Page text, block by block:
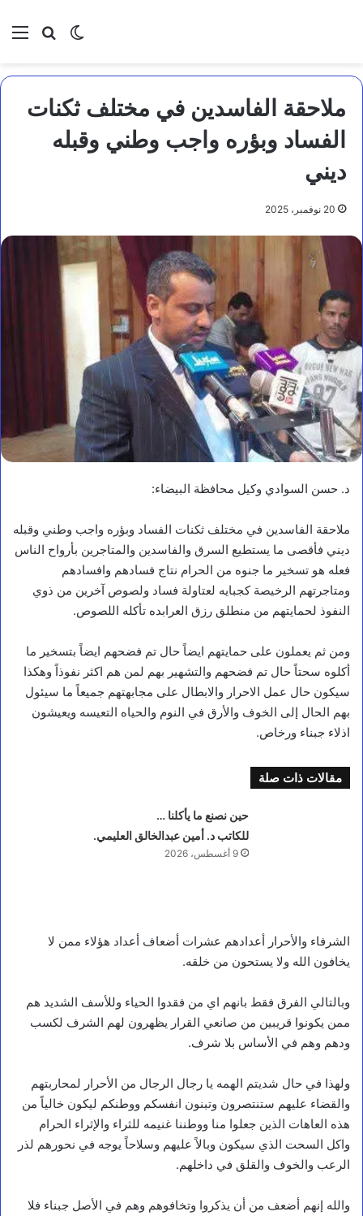
بحثالوضع
ملاحقة الفاسدين في مختلف ثكنات
الفساد وبؤره واجب وطني وقبله
ديني
20 نوفمبر، 2025
د. حسن السوادي وكيل محافظة البيضاء:
ملاحقة الفاسدين في مختلف ثكنات الفساد وبؤره واجب وطني وقبله
ديني فأقصى ما يستطيع السرق والفاسدين والمتاجرين بأرواح الناس
فعله هو تسخير ما جنوه من الحرام نتاج فسادهم وافسادهم
ومتاجرتهم الرخيصة كجبايه لعتاولة فساد ولصوص آخرين من ذوي
النفوذ لحمايتهم من منطلق رزق العرابده تأكله اللصوص.
ومن ثم يعملون على حمايتهم ايضاً حال تم فضحهم ايضاً بتسخير ما
أكلوه سحتاً حال تم فضحهم والتشهير بهم لمن هم اكثر نفوذاً وهكذا
سيكون حال عمل الاحرار والابطال على مجابهتهم جميعاً ما سيئول
بهم الحال إلى الخوف والأرق في النوم والحياه التعيسه ويعيشون
اذلاء جبناء ورخاص.
مقالات ذات صلة
حين نصنع ما يأكلنا …
للكاتب د. أمين عبدالخالق العليمي.
9 أغسطس، 2026
الشرفاء والأحرار أعدادهم عشرات أضعاف أعداد هؤلاء ممن لا
يخافون الله ولا يستحون من خلقه.
وبالتالي الفرق فقط بانهم اي من فقدوا الحياء وللأسف الشديد هم
ممن يكونوا قريبين من صانعي القرار يظهرون لهم الشرف لكسب
ودهم وهم في الأساس بلا شرف.
ولهذا في حال شديتم الهمه يا رجال الرجال من الأحرار لمحاربتهم
والقضاء عليهم ستنتصرون وتبنون انفسكم ووطنكم ليكون خالياً من
هذه العاهات الذين جعلوا منا ووطننا غنيمه للثراء والإثراء الحرام
واكل السحت الذي سيكون وبالاً عليهم وسلاحاً يوجه في نحورهم لذر
الرعب والخوف والقلق في داخلهم.
والله إنهم أضعف من أن يذكروا وتخافوهم وهم في الأصل جبناء فلا